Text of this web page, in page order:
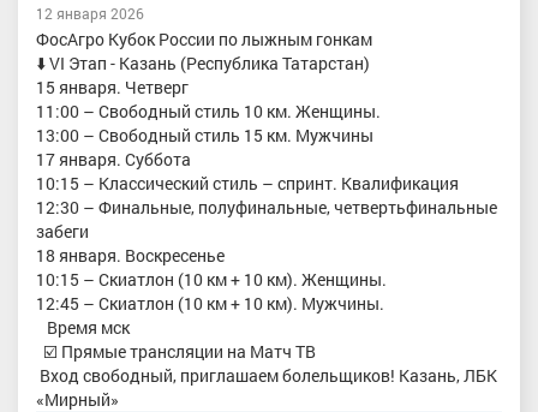
12 января 2026
ФосАгро Кубок России по лыжным гонкам
⬇️ VI Этап - Казань (Республика Татарстан)
15 января. Четверг
11:00 – Свободный стиль 10 км. Женщины.
13:00 – Свободный стиль 15 км. Мужчины
17 января. Суббота
10:15 – Классический стиль – спринт. Квалификация
12:30 – Финальные, полуфинальные, четвертьфинальные
забеги
18 января. Воскресенье
10:15 – Скиатлон (10 км + 10 км). Женщины.
12:45 – Скиатлон (10 км + 10 км). Мужчины.
Время мск
☑️ Прямые трансляции на Матч ТВ
Вход свободный, приглашаем болельщиков! Казань, ЛБК
«Мирный»